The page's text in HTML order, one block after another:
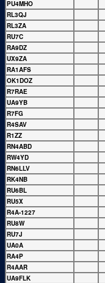
PU4MHO
RL3QJ
RL3ZA
RU7C
RA9DZ
UX9ZA
RA1AFS
OK1DOZ
R7RAE
UA9YB
R7FG
R4SAV
R1ZZ
RN4ABD
RW4YD
RN6LLV
RK4NB
RU6BL
RU5X
R4A-1227
RU8W
RU7J
UA0A
RA4P
R4AAR
UA9FLK